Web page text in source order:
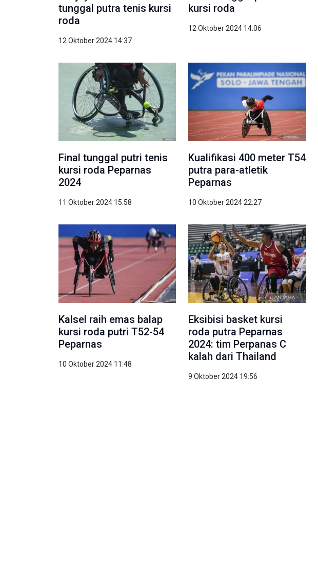
tunggal putra tenis kursi
roda
12 Oktober 2024 14:37
kursi roda
12 Oktober 2024 14:06
Final tunggal putri tenis
kursi roda Peparnas
2024
11 Oktober 2024 15:58
Kualifikasi 400 meter T54
putra para-atletik
Peparnas
10 Oktober 2024 22:27
Kalsel raih emas balap
kursi roda putri T52-54
Peparnas
10 Oktober 2024 11:48
Eksibisi basket kursi
roda putra Peparnas
2024: tim Perpanas C
kalah dari Thailand
9 Oktober 2024 19:56